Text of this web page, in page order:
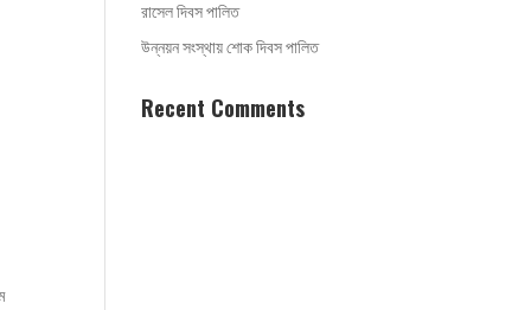
রাসেল দিবস পালিত
উন্নয়ন সংস্থায় শোক দিবস পালিত
Recent Comments